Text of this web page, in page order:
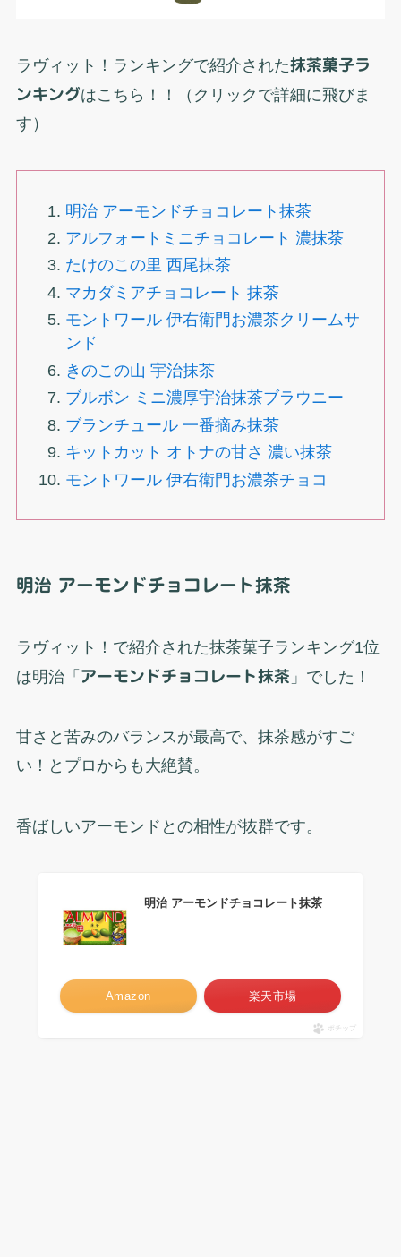
ラヴィット！ランキングで紹介された抹茶菓子ラ
ンキングはこちら！！（クリックで詳細に飛びま
す）
明治 アーモンドチョコレート抹茶
アルフォートミニチョコレート 濃抹茶
たけのこの里 西尾抹茶
マカダミアチョコレート 抹茶
モントワール 伊右衛門お濃茶クリームサ
ンド
きのこの山 宇治抹茶
ブルボン ミニ濃厚宇治抹茶ブラウニー
ブランチュール 一番摘み抹茶
キットカット オトナの甘さ 濃い抹茶
モントワール 伊右衛門お濃茶チョコ
明治 アーモンドチョコレート抹茶
ラヴィット！で紹介された抹茶菓子ランキング1位
は明治「 アーモンドチョコレート抹茶 」でした！
甘さと苦みのバランスが最高で、抹茶感がすご
い！とプロからも大絶賛。
香ばしいアーモンドとの相性が抜群です。
明治 アーモンドチョコレート抹茶
Amazon 楽天市場
ポチップ